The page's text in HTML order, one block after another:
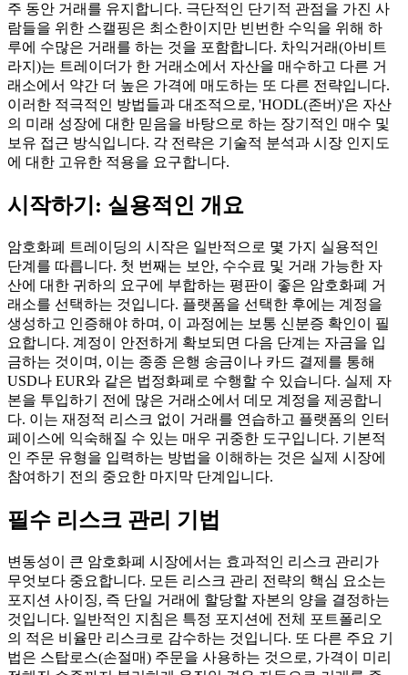
주 동안 거래를 유지합니다. 극단적인 단기적 관점을 가진 사
람들을 위한 스캘핑은 최소한이지만 빈번한 수익을 위해 하
루에 수많은 거래를 하는 것을 포함합니다. 차익거래(아비트
라지)는 트레이더가 한 거래소에서 자산을 매수하고 다른 거
래소에서 약간 더 높은 가격에 매도하는 또 다른 전략입니다.
이러한 적극적인 방법들과 대조적으로, 'HODL(존버)'은 자산
의 미래 성장에 대한 믿음을 바탕으로 하는 장기적인 매수 및
보유 접근 방식입니다. 각 전략은 기술적 분석과 시장 인지도
에 대한 고유한 적용을 요구합니다.
시작하기: 실용적인 개요
암호화폐 트레이딩의 시작은 일반적으로 몇 가지 실용적인
단계를 따릅니다. 첫 번째는 보안, 수수료 및 거래 가능한 자
산에 대한 귀하의 요구에 부합하는 평판이 좋은 암호화폐 거
래소를 선택하는 것입니다. 플랫폼을 선택한 후에는 계정을
생성하고 인증해야 하며, 이 과정에는 보통 신분증 확인이 필
요합니다. 계정이 안전하게 확보되면 다음 단계는 자금을 입
금하는 것이며, 이는 종종 은행 송금이나 카드 결제를 통해
USD나 EUR와 같은 법정화폐로 수행할 수 있습니다. 실제 자
본을 투입하기 전에 많은 거래소에서 데모 계정을 제공합니
다. 이는 재정적 리스크 없이 거래를 연습하고 플랫폼의 인터
페이스에 익숙해질 수 있는 매우 귀중한 도구입니다. 기본적
인 주문 유형을 입력하는 방법을 이해하는 것은 실제 시장에
참여하기 전의 중요한 마지막 단계입니다.
필수 리스크 관리 기법
변동성이 큰 암호화폐 시장에서는 효과적인 리스크 관리가
무엇보다 중요합니다. 모든 리스크 관리 전략의 핵심 요소는
포지션 사이징, 즉 단일 거래에 할당할 자본의 양을 결정하는
것입니다. 일반적인 지침은 특정 포지션에 전체 포트폴리오
의 적은 비율만 리스크로 감수하는 것입니다. 또 다른 주요 기
법은 스탑로스(손절매) 주문을 사용하는 것으로, 가격이 미리